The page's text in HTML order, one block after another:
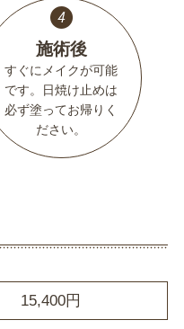
施術後
すぐにメイクが可能
です。日焼け止めは
必ず塗ってお帰りく
ださい。
15,400円